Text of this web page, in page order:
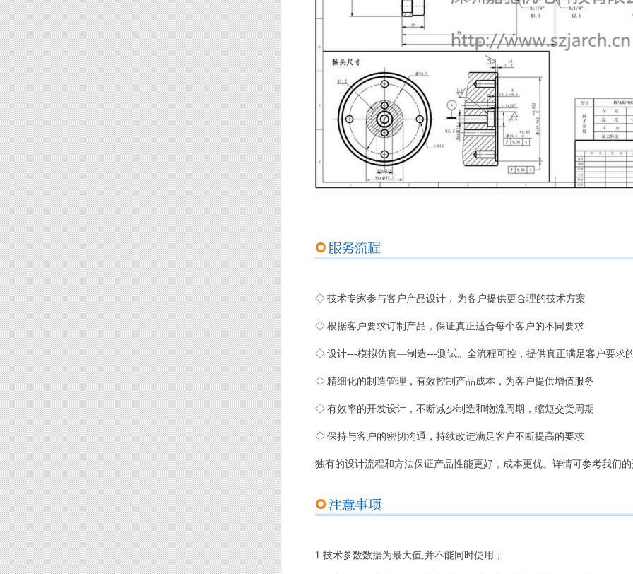
◇ 技术专家参与客户产品设计， 为客户提供更合理的技术方案
◇ 根据客户要求订制产品，保证真正适合每个客户的不同要求
◇ 设计---模拟仿真—制造---测试。全流程可控，提供真正满足客户要求
◇ 精细化的制造管理，有效控制产品成本，为客户提供增值服务
◇ 有效率的开发设计，不断减少制造和物流周期，缩短交货周期
◇ 保持与客户的密切沟通，持续改进满足客户不断提高的要求
独有的设计流程和方法保证产品性能更好，成本更优。详情可参考我们
1.技术参数数据为最大值,并不能同时使用；